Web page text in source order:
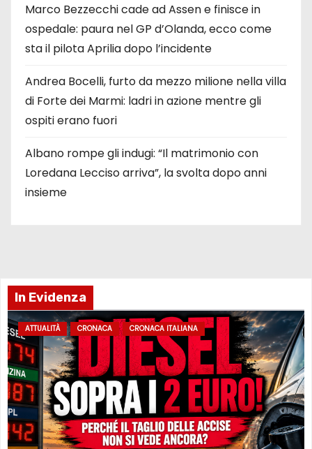
Marco Bezzecchi cade ad Assen e finisce in
ospedale: paura nel GP d’Olanda, ecco come
sta il pilota Aprilia dopo l’incidente
Andrea Bocelli, furto da mezzo milione nella villa
di Forte dei Marmi: ladri in azione mentre gli
ospiti erano fuori
Albano rompe gli indugi: “Il matrimonio con
Loredana Lecciso arriva”, la svolta dopo anni
insieme
In Evidenza
ATTUALITÀ CRONACA CRONACA ITALIANA